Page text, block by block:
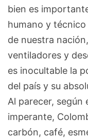
bien es
humano y
de nuestra
ventiladores y
es inocultable la
del país y su
Al parecer, según
imperante,
carbón, café,